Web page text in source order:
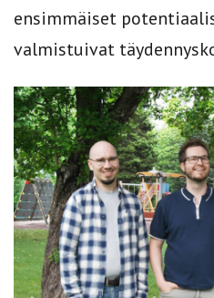
ensimmäiset
valmistuivat